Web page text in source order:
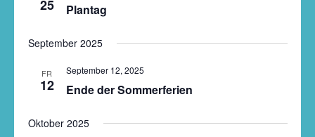
25 Plantag
September 2025
FR
12
September 12, 2025
Ende der Sommerferien
Oktober 2025